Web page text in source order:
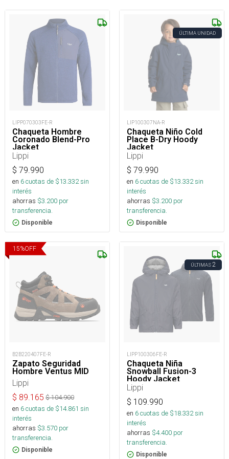
LIPP070303FE-R
Chaqueta Hombre
Coronado Blend-Pro
Jacket
Lippi
$ 79.990
en 6cuotas de $13.332sin
interés
ahorras $3.200 por
transferencia.
Disponible
ÚLTIMA UNIDAD
LIP100307NA-R
Chaqueta Niño Cold
Place B-Dry Hoody
Jacket
Lippi
$ 79.990
en 6cuotas de $13.332sin
interés
ahorras $3.200 por
transferencia.
Disponible
15%OFF
B2B220407FE-R
Zapato Seguridad
Hombre Ventus MID
Lippi
$ 89.165 $104.900
en 6cuotas de $14.861 sin
interés
ahorras $3.570 por
transferencia.
Disponible
ÚLTIMAS2
LIPP100306FE-R
Chaqueta Niña
Snowball Fusion-3
Hoody Jacket
Lippi
$ 109.990
en 6cuotas de $18.332sin
interés
ahorras $4.400 por
transferencia.
Disponible